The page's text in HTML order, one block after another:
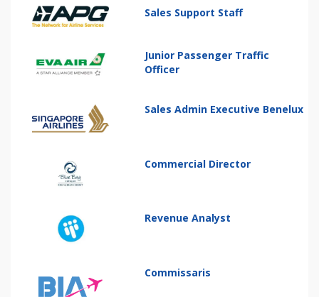
Sales Support Staff
Junior Passenger Traffic
Officer
Sales Admin Executive Benelux
Commercial Director
Revenue Analyst
Commissaris